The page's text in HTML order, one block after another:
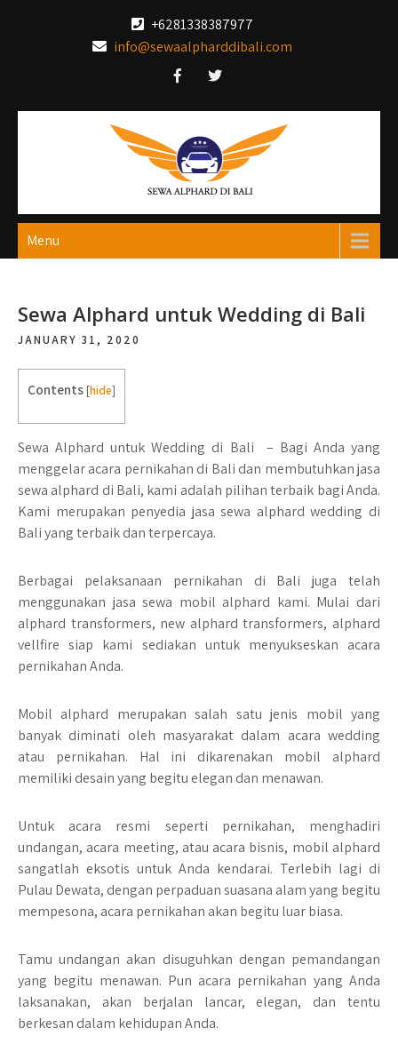
+6281338387977
info@sewaalpharddibali.com
Menu
Sewa Alphard untuk Wedding di Bali
JANUARY 31, 2020
Contents [hide]
Sewa Alphard untuk Wedding di Bali – Bagi Anda yang
menggelar acara pernikahan di Bali dan membutuhkan jasa
sewa alphard di Bali, kami adalah pilihan terbaik bagi Anda.
Kami merupakan penyedia jasa sewa alphard wedding di
Bali yang terbaik dan terpercaya.
Berbagai pelaksanaan pernikahan di Bali juga telah
menggunakan jasa sewa mobil alphard kami. Mulai dari
alphard transformers, new alphard transformers, alphard
vellfire siap kami sediakan untuk menyukseskan acara
pernikahan Anda.
Mobil alphard merupakan salah satu jenis mobil yang
banyak diminati oleh masyarakat dalam acara wedding
atau pernikahan. Hal ini dikarenakan mobil alphard
memiliki desain yang begitu elegan dan menawan.
Untuk acara resmi seperti pernikahan, menghadiri
undangan, acara meeting, atau acara bisnis, mobil alphard
sangatlah eksotis untuk Anda kendarai. Terlebih lagi di
Pulau Dewata, dengan perpaduan suasana alam yang begitu
mempesona, acara pernikahan akan begitu luar biasa.
Tamu undangan akan disuguhkan dengan pemandangan
yang begitu menawan. Pun acara pernikahan yang Anda
laksanakan, akan berjalan lancar, elegan, dan tentu
berkesan dalam kehidupan Anda.